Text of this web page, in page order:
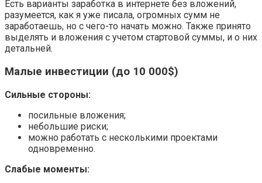
Есть варианты заработка в интернете без вложений,
разумеется, как я уже писала, огромных сумм не
заработаешь, но с чего-то начать можно. Также принято
выделять и вложения с учетом стартовой суммы, и о них
детальней.
Малые инвестиции (до 10 000$)
Сильные стороны:
посильные вложения;
небольшие риски;
можно работать с несколькими проектами
одновременно.
Слабые моменты: